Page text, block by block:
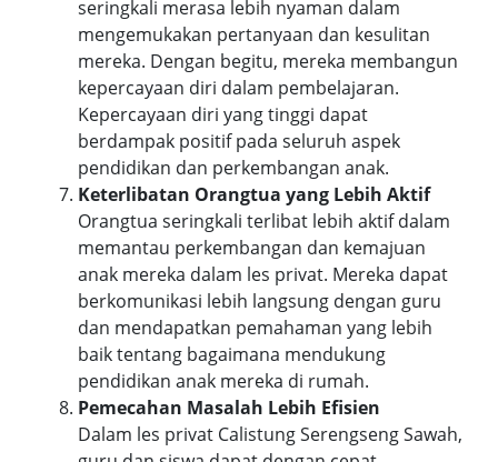
seringkali merasa lebih nyaman dalam
mengemukakan pertanyaan dan kesulitan
mereka. Dengan begitu, mereka membangun
kepercayaan diri dalam pembelajaran.
Kepercayaan diri yang tinggi dapat
berdampak positif pada seluruh aspek
pendidikan dan perkembangan anak.
Keterlibatan Orangtua yang Lebih Aktif
Orangtua seringkali terlibat lebih aktif dalam
memantau perkembangan dan kemajuan
anak mereka dalam les privat. Mereka dapat
berkomunikasi lebih langsung dengan guru
dan mendapatkan pemahaman yang lebih
baik tentang bagaimana mendukung
pendidikan anak mereka di rumah.
Pemecahan Masalah Lebih Efisien
Dalam les privat Calistung Serengseng Sawah,